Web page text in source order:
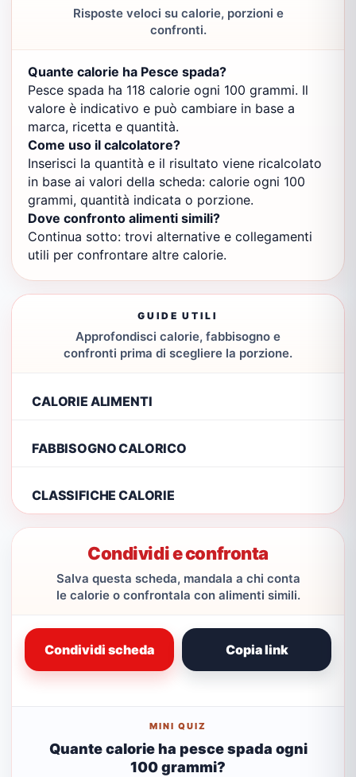
Risposte veloci su calorie, porzioni e
confronti.
Quante calorie ha Pesce spada?
Pesce spada ha 118 calorie ogni 100 grammi. Il
valore è indicativo e può cambiare in base a
marca, ricetta e quantità.
Come uso il calcolatore?
Inserisci la quantità e il risultato viene ricalcolato
in base ai valori della scheda: calorie ogni 100
grammi, quantità indicata o porzione.
Dove confronto alimenti simili?
Continua sotto: trovi alternative e collegamenti
utili per confrontare altre calorie.
GUIDE UTILI
Approfondisci calorie, fabbisogno e
confronti prima di scegliere la porzione.
CALORIE ALIMENTI
FABBISOGNO CALORICO
CLASSIFICHE CALORIE
Condividi e confronta
Salva questa scheda, mandala a chi conta
le calorie o confrontala con alimenti simili.
Condividi scheda Copia link
MINI QUIZ
Quante calorie ha pesce spada ogni
100 grammi?